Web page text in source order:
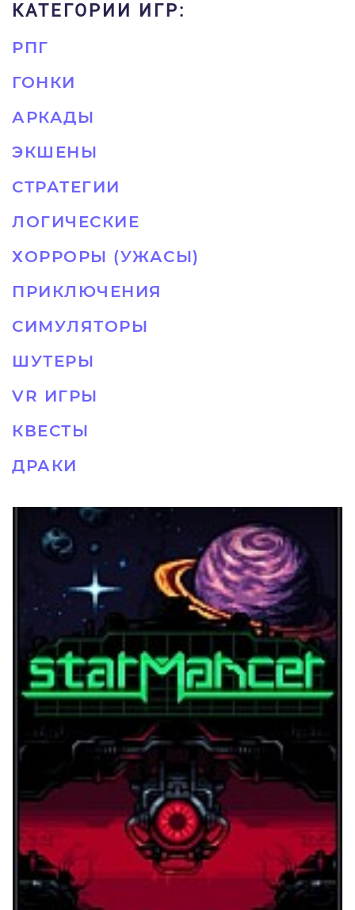
КАТЕГОРИИ ИГР:
РПГ
ГОНКИ
АРКАДЫ
ЭКШЕНЫ
СТРАТЕГИИ
ЛОГИЧЕСКИЕ
ХОРРОРЫ (УЖАСЫ)
ПРИКЛЮЧЕНИЯ
СИМУЛЯТОРЫ
ШУТЕРЫ
VR ИГРЫ
КВЕСТЫ
ДРАКИ